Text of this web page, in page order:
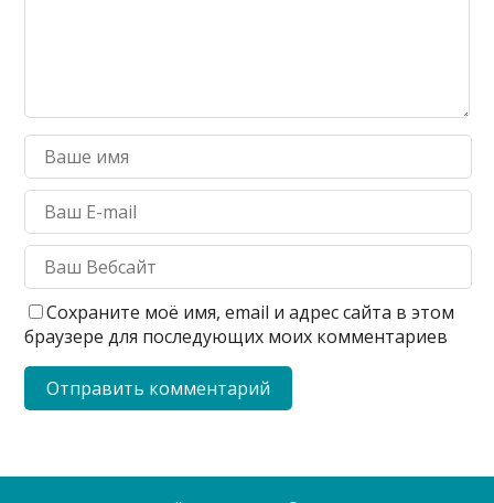
Сохраните моё имя, email и адрес сайта в этом
браузере для последующих моих комментариев